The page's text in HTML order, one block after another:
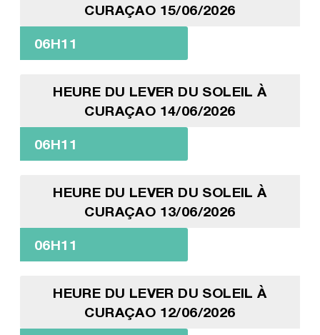
CURAÇAO 15/06/2026
06H11
HEURE DU LEVER DU SOLEIL À
CURAÇAO 14/06/2026
06H11
HEURE DU LEVER DU SOLEIL À
CURAÇAO 13/06/2026
06H11
HEURE DU LEVER DU SOLEIL À
CURAÇAO 12/06/2026